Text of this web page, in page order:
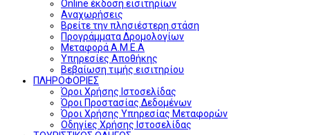
Online έκδοση εισιτηρίων
Αναχωρήσεις
Βρείτε την πλησιέστερη στάση
Προγράμματα Δρομολογίων
Μεταφορά Α.Μ.Ε.Α
Υπηρεσίες Αποθήκης
Βεβαίωση τιμής εισιτηρίου
ΠΛΗΡΟΦΟΡΙΕΣ
Όροι Χρήσης Ιστοσελίδας
Όροι Προστασίας Δεδομένων
Όροι Χρήσης Υπηρεσίας Μεταφορών
Οδηγίες Χρήσης Ιστοσελίδας